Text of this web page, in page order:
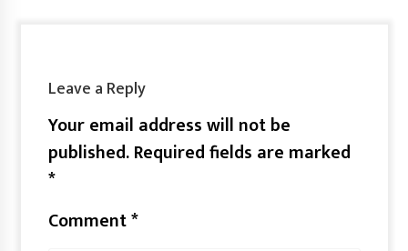
Leave a Reply
Your email address will not be
published.Required fields are marked
*
Comment*